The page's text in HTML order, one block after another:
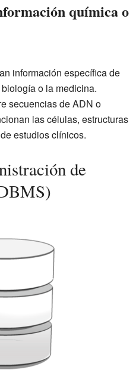
química o
información específica de
o la medicina.
secuencias de ADN o
las células, estructuras
estudios clínicos.
de